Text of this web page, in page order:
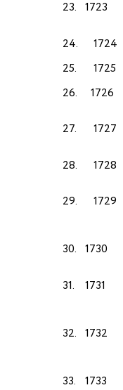
23. 1723
24.
1724
25.
1725
26.
1726
27. 1727
28.
1728
29. 1729
30. 1730
31.
1731
32. 1732
33.
1733